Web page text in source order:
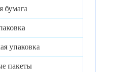
бумага
упаковка
пакеты